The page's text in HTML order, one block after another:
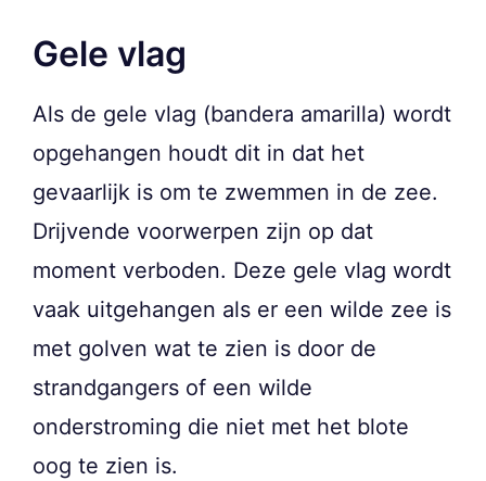
Gele vlag
Als de gele vlag (bandera amarilla) wordt
opgehangen houdt dit in dat het
gevaarlijk is om te zwemmen in de zee.
Drijvende voorwerpen zijn op dat
moment verboden. Deze gele vlag wordt
vaak uitgehangen als er een wilde zee is
met golven wat te zien is door de
strandgangers of een wilde
onderstroming die niet met het blote
oog te zien is.